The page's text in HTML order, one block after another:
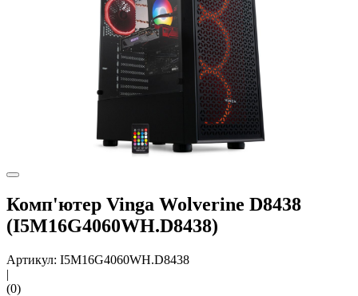
Комп'ютер Vinga Wolverine D8438
(I5M16G4060WH.D8438)
Артикул: I5M16G4060WH.D8438
|
(0)